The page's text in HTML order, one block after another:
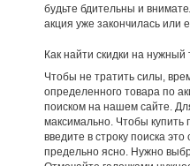
будьте бдительны и
акция уже закончилась или
Как найти скидки на нужный
Чтобы не тратить силы,
определенного товара по
поиском на нашем сайте.
максимально. Чтобы купить
введите в строку поиска
предельно ясно. Нужно